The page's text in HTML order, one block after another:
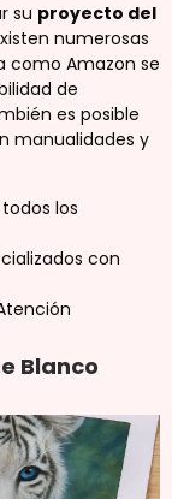
su proyecto del
numerosas
como Amazon se
de
es posible
manualidades y
los
con
Blanco